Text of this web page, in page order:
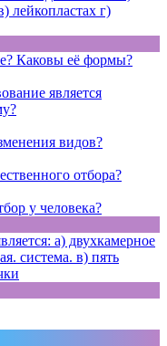
лейкопластах г)
Каковы её формы?
является
видов?
отбора?
у человека?
а) двухкамерное
система. в) пять